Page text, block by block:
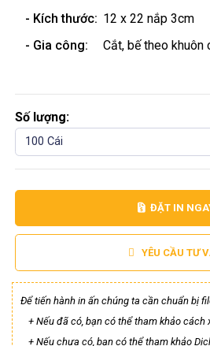
- Kích thước: 12 x 22 nắp 3cm
- Gia công:
Cắt, bế theo khuôn
Số lượng:
100 Cái
ĐẶT IN
YÊU CẦU TƯ
Để tiến hành in ấn chúng ta cần chuẩn bị
+ Nếu đã có, bạn có thể tham khảo cách
+ Nếu chưa có, bạn có thể tham khảo